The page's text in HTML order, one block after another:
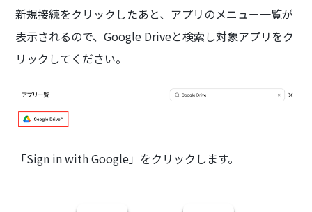
新規接続をクリックしたあと、アプリのメニュー一覧が
表示されるので、Google Driveと検索し対象アプリをク
リックしてください。
「Sign in with Google」をクリックします。